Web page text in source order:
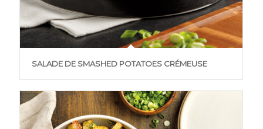
SALADE DE SMASHED POTATOES CRÉMEUSE